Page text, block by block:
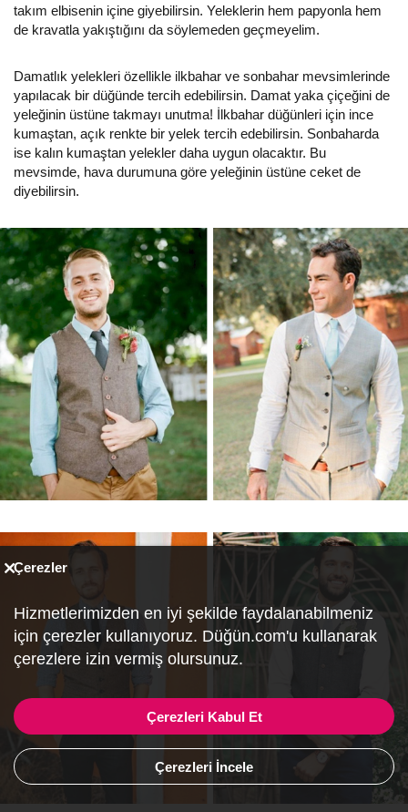
takım elbisenin içine giyebilirsin. Yeleklerin hem papyonla hem
de kravatla yakıştığını da söylemeden geçmeyelim.
Damatlık yelekleri özellikle ilkbahar ve sonbahar mevsimlerinde
yapılacak bir düğünde tercih edebilirsin. Damat yaka çiçeğini de
yeleğinin üstüne takmayı unutma! İlkbahar düğünleri için ince
kumaştan, açık renkte bir yelek tercih edebilirsin. Sonbaharda
ise kalın kumaştan yelekler daha uygun olacaktır. Bu
mevsimde, hava durumuna göre yeleğinin üstüne ceket de
diyebilirsin.
Çerezler
Hizmetlerimizden en iyi şekilde faydalanabilmeniz
için çerezler kullanıyoruz. Düğün.com'u kullanarak
çerezlere izin vermiş olursunuz.
Çerezleri Kabul Et
Çerezleri İncele